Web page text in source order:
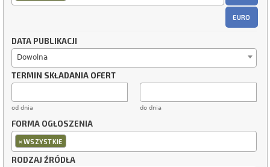
EURO
DATA PUBLIKACJI
Dowolna
TERMIN SKŁADANIA OFERT
od dnia do dnia
FORMA OGŁOSZENIA
×WSZYSTKIE
RODZAJ ŹRÓDŁA